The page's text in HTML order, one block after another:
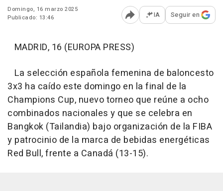
Domingo, 16 marzo 2025
Publicado: 13:46
Abrir opciones para
IA Seguir en
MADRID, 16 (EUROPA PRESS)
La selección española femenina de baloncesto
3x3 ha caído este domingo en la final de la
Champions Cup, nuevo torneo que reúne a ocho
combinados nacionales y que se celebra en
Bangkok (Tailandia) bajo organización de la FIBA
y patrocinio de la marca de bebidas energéticas
Red Bull, frente a Canadá (13-15).